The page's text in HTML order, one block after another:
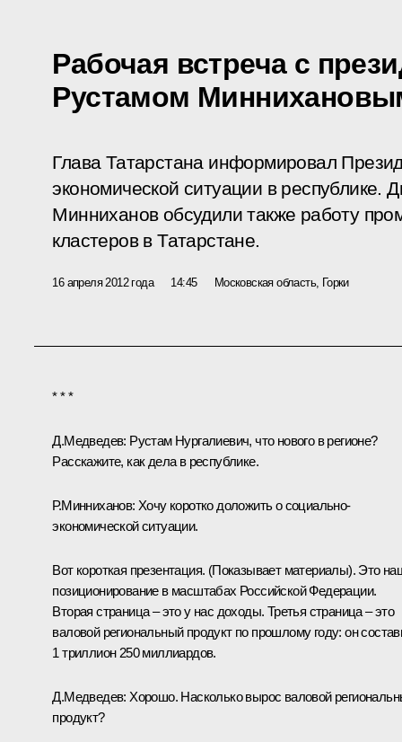
Рабочая встреча с
Рустамом
Глава Татарстана информировал
экономической ситуации в республике.
Минниханов обсудили также работу
кластеров в Татарстане.
16 апреля 2012 года 14:45 Московская область, Горки
* * *
Д.Медведев: Рустам Нургалиевич, что нового в регионе?
Расскажите, как дела в республике.
Р.Минниханов: Хочу коротко доложить о социально-
экономической ситуации.
Вот короткая презентация. (Показывает материалы). Это
позиционирование в масштабах Российской Федерации.
Вторая страница – это у нас доходы. Третья страница – это
валовой региональный продукт по прошлому году: он
1 триллион 250 миллиардов.
Д.Медведев: Хорошо. Насколько вырос валовой
продукт?